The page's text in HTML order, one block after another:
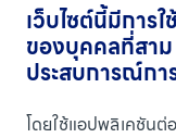
เว็บไซต์นี้มีการ
ของบุคคลที่สาม
ประสบการณ์กา
โดยใช้แอปพลิเคชัน